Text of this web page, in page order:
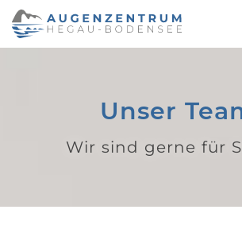
Unser
Wir sind gerne für